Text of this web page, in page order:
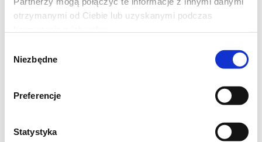
otrzymanymi od Ciebie lub uzyskanymi podczas
zgody
Niezbędne
Preferencje
Statystyka